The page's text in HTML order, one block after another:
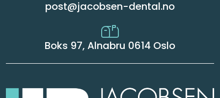
post@jacobsen-dental.no
Boks 97, Alnabru 0614 Oslo